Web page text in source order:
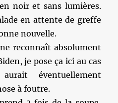
noir et sans lumières.
en attente de greffe
nouvelle.
reconnaît absolument
je pose ça ici au cas
éventuellement
à foutre.